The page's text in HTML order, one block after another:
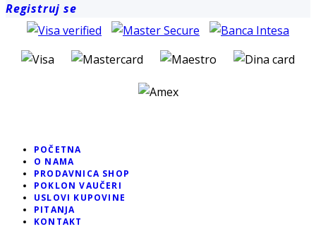
Registruj se
POČETNA
O NAMA
PRODAVNICA SHOP
POKLON VAUČERI
USLOVI KUPOVINE
PITANJA
KONTAKT